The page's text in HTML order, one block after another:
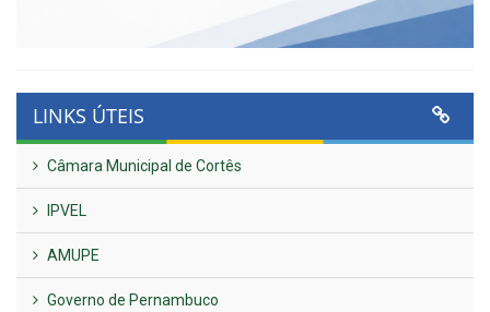
LINKS ÚTEIS
Câmara Municipal de Cortês
IPVEL
AMUPE
Governo de Pernambuco